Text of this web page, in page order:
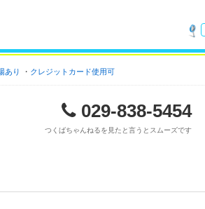
内
索
あり クレジットカード使用可
029-838-5454
つくばちゃんねるを見たと言うとスムーズです